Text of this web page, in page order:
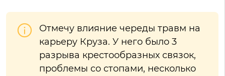
Отмечу влияние череды травм на
карьеру Круза. У него было 3
разрыва крестообразных связок,
проблемы со стопами, несколько